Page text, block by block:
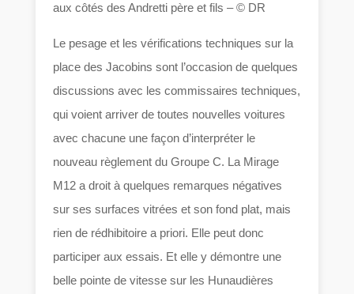
aux côtés des Andretti père et fils – © DR
Le pesage et les vérifications techniques sur la
place des Jacobins sont l’occasion de quelques
discussions avec les commissaires techniques,
qui voient arriver de toutes nouvelles voitures
avec chacune une façon d’interpréter le
nouveau règlement du Groupe C. La Mirage
M12 a droit à quelques remarques négatives
sur ses surfaces vitrées et son fond plat, mais
rien de rédhibitoire a priori. Elle peut donc
participer aux essais. Et elle y démontre une
belle pointe de vitesse sur les Hunaudières